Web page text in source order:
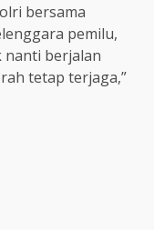
bersama
pemilu,
nanti berjalan
tetap terjaga,”